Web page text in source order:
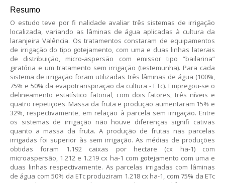
Resumo
O estudo teve por fi nalidade avaliar três sistemas de irrigação
localizada, variando as lâminas de água aplicadas à cultura da
laranjeira Valência. Os tratamentos constaram de equipamentos
de irrigação do tipo gotejamento, com uma e duas linhas laterais
de distribuição, micro-aspersão com emissor tipo “bailarina”
giratória e um tratamento sem irrigação (testemunha). Para cada
sistema de irrigação foram utilizadas três lâminas de água (100%,
75% e 50% da evapotranspiração da cultura - ETc). Empregou-se o
delineamento estatístico fatorial, com dois fatores, três níveis e
quatro repetições. Massa da fruta e produção aumentaram 15% e
32%, respectivamente, em relação à parcela sem irrigação. Entre
os sistemas de irrigação não houve diferenças signifi cativas
quanto a massa da fruta. A produção de frutas nas parcelas
irrigadas foi superior às sem irrigação. As médias de produções
obtidas foram 1.192 caixas por hectare (cx ha-1) com
microaspersão, 1.212 e 1.219 cx ha-1 com gotejamento com uma e
duas linhas respectivamente. As parcelas irrigadas com lâminas
de água com 50% da ETc produziram 1.218 cx ha-1, com 75% da ETc